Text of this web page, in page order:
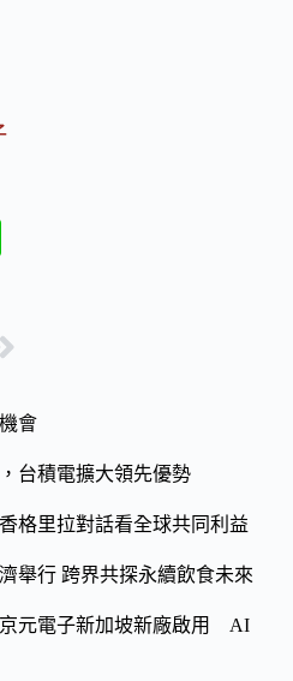
會
台積電擴大領先優勢
格里拉對話看全球共同利益
舉行 跨界共探永續飲食未來
元電子新加坡新廠啟用 AI